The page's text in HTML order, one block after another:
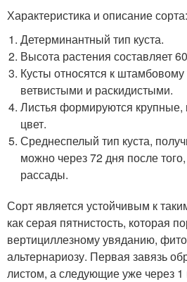
Характеристика и описание сорта:
Детерминантный тип куста.
Высота растения составляет
Кусты относятся к штамбовому
ветвистыми и раскидистыми.
Листья формируются
цвет.
Среднеспелый тип куста,
можно через 72 дня после
рассады.
Сорт является устойчивым к
как серая пятнистость, которая
вертициллезному увяданию,
альтернариозу. Первая завязь
листом, а следующие уже через 1